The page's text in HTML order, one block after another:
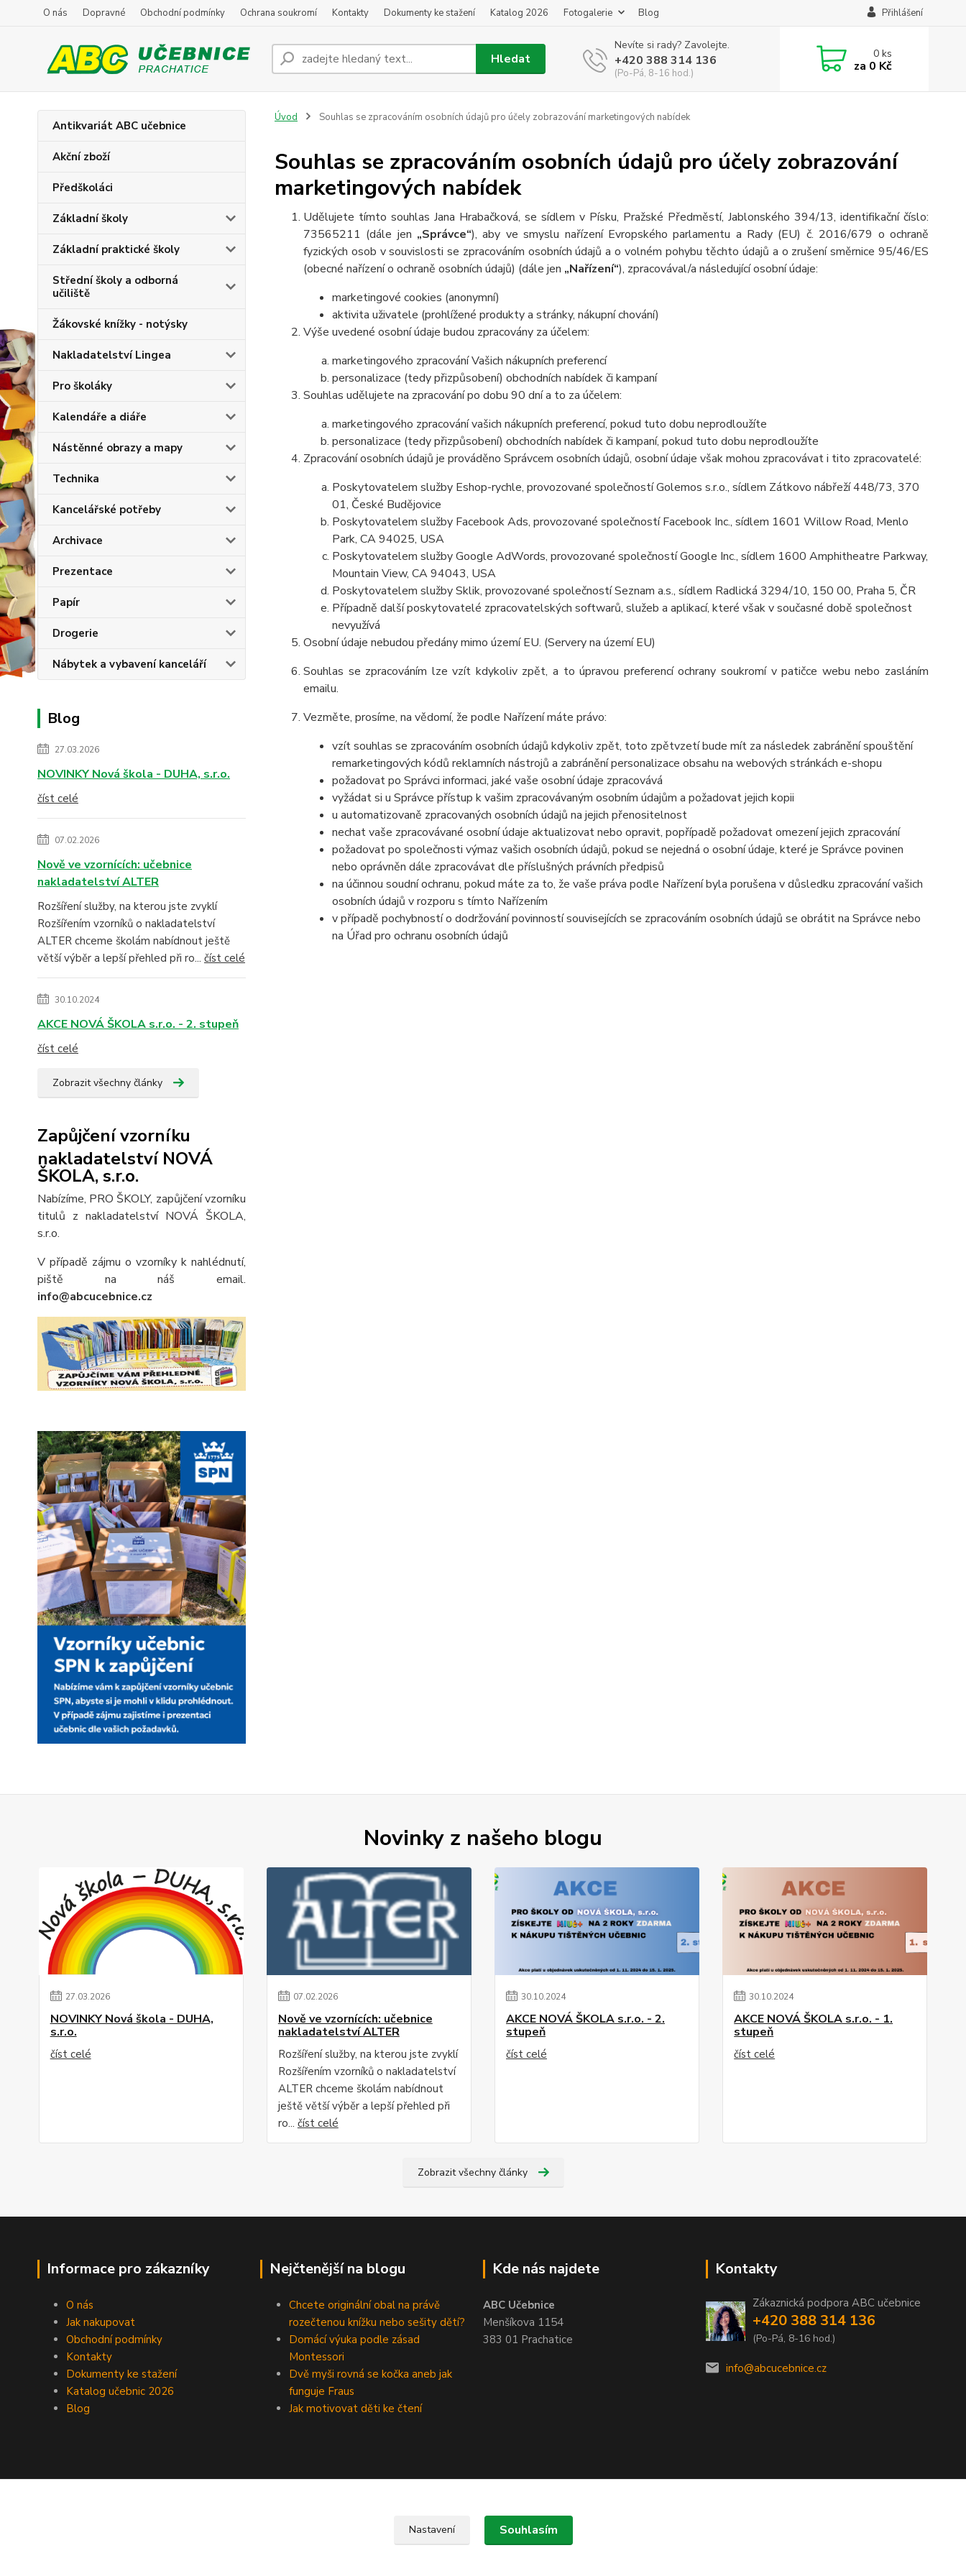
O nás Dopravné Obchodní podmínky Ochrana soukromí Kontakty Dokumenty ke stažení Katalog 2026 Fotogalerie Blog Přihlášení
Hledat
Nevíte si rady? Zavolejte.
+420 388 314 136
(Po-Pá, 8-16 hod.)
0ks
za 0 Kč
Antikvariát ABC učebnice
Akční zboží
Předškoláci
Základní školy
Základní praktické školy
Střední školy a odborná
učiliště
Žákovské knížky - notýsky
Nakladatelství Lingea
Pro školáky
Kalendáře a diáře
Nástěnné obrazy a mapy
Technika
Kancelářské potřeby
Archivace
Prezentace
Papír
Drogerie
Nábytek a vybavení kanceláří
Blog
27.03.2026
NOVINKY Nová škola - DUHA, s.r.o.
číst celé
07.02.2026
Nově ve vzornících: učebnice
nakladatelství ALTER
Rozšíření služby, na kterou jste zvyklí
Rozšířením vzorníků o nakladatelství
ALTER chceme školám nabídnout ještě
větší výběr a lepší přehled při ro... číst celé
30.10.2024
AKCE NOVÁ ŠKOLA s.r.o. - 2. stupeň
číst celé
Zobrazit všechny články
Zapůjčení vzorníku
nakladatelství NOVÁ
ŠKOLA, s.r.o.
Nabízíme, PRO ŠKOLY, zapůjčení vzorníku
titulů z nakladatelství NOVÁ ŠKOLA,
s.r.o.
V případě zájmu o vzorníky k nahlédnutí,
piště na náš email.
info@abcucebnice.cz
Úvod Souhlas se zpracováním osobních údajů pro účely zobrazování marketingových nabídek
Souhlas se zpracováním osobních údajů pro účely zobrazování
marketingových nabídek
Udělujete tímto souhlas Jana Hrabačková, se sídlem v Písku, Pražské Předměstí, Jablonského 394/13, identifikační číslo:
73565211 (dále jen „Správce“), aby ve smyslu nařízení Evropského parlamentu a Rady (EU) č. 2016/679 o ochraně
fyzických osob v souvislosti se zpracováním osobních údajů a o volném pohybu těchto údajů a o zrušení směrnice 95/46/ES
(obecné nařízení o ochraně osobních údajů) (dále jen „Nařízení“), zpracovával/a následující osobní údaje:
marketingové cookies (anonymní)
aktivita uživatele (prohlížené produkty a stránky, nákupní chování)
Výše uvedené osobní údaje budou zpracovány za účelem:
marketingového zpracování Vašich nákupních preferencí
personalizace (tedy přizpůsobení) obchodních nabídek či kampaní
Souhlas udělujete na zpracování po dobu 90 dní a to za účelem:
marketingového zpracování vašich nákupních preferencí, pokud tuto dobu neprodloužíte
personalizace (tedy přizpůsobení) obchodních nabídek či kampaní, pokud tuto dobu neprodloužíte
Zpracování osobních údajů je prováděno Správcem osobních údajů, osobní údaje však mohou zpracovávat i tito zpracovatelé:
Poskytovatelem služby Eshop-rychle, provozované společností Golemos s.r.o., sídlem Zátkovo nábřeží 448/73, 370
01, České Budějovice
Poskytovatelem služby Facebook Ads, provozované společností Facebook Inc., sídlem 1601 Willow Road, Menlo
Park, CA 94025, USA
Poskytovatelem služby Google AdWords, provozované společností Google Inc., sídlem 1600 Amphitheatre Parkway,
Mountain View, CA 94043, USA
Poskytovatelem služby Sklik, provozované společností Seznam a.s., sídlem Radlická 3294/10, 150 00, Praha 5, ČR
Případně další poskytovatelé zpracovatelských softwarů, služeb a aplikací, které však v současné době společnost
nevyužívá
Osobní údaje nebudou předány mimo území EU. (Servery na území EU)
Souhlas se zpracováním lze vzít kdykoliv zpět, a to úpravou preferencí ochrany soukromí v patičce webu nebo zasláním
emailu.
Vezměte, prosíme, na vědomí, že podle Nařízení máte právo:
vzít souhlas se zpracováním osobních údajů kdykoliv zpět, toto zpětvzetí bude mít za následek zabránění spouštění
remarketingových kódů reklamních nástrojů a zabránění personalizace obsahu na webových stránkách e-shopu
požadovat po Správci informaci, jaké vaše osobní údaje zpracovává
vyžádat si u Správce přístup k vašim zpracovávaným osobním údajům a požadovat jejich kopii
u automatizovaně zpracovaných osobních údajů na jejich přenositelnost
nechat vaše zpracovávané osobní údaje aktualizovat nebo opravit, popřípadě požadovat omezení jejich zpracování
požadovat po společnosti výmaz vašich osobních údajů, pokud se nejedná o osobní údaje, které je Správce povinen
nebo oprávněn dále zpracovávat dle příslušných právních předpisů
na účinnou soudní ochranu, pokud máte za to, že vaše práva podle Nařízení byla porušena v důsledku zpracování vašich
osobních údajů v rozporu s tímto Nařízením
v případě pochybností o dodržování povinností souvisejících se zpracováním osobních údajů se obrátit na Správce nebo
na Úřad pro ochranu osobních údajů
Novinky z našeho blogu
27.03.2026
NOVINKY Nová škola - DUHA,
s.r.o.
číst celé
07.02.2026
Nově ve vzornících: učebnice
nakladatelství ALTER
Rozšíření služby, na kterou jste zvyklí
Rozšířením vzorníků o nakladatelství
ALTER chceme školám nabídnout
ještě větší výběr a lepší přehled při
ro... číst celé
30.10.2024
AKCE NOVÁ ŠKOLA s.r.o. - 2.
stupeň
číst celé
30.10.2024
AKCE NOVÁ ŠKOLA s.r.o. - 1.
stupeň
číst celé
Zobrazit všechny články
Informace pro zákazníky
O nás
Jak nakupovat
Obchodní podmínky
Kontakty
Dokumenty ke stažení
Katalog učebnic 2026
Blog
Nejčtenější na blogu
Chcete originální obal na právě
rozečtenou knížku nebo sešity dětí?
Domácí výuka podle zásad
Montessori
Dvě myši rovná se kočka aneb jak
funguje Fraus
Jak motivovat děti ke čtení
Kde nás najdete
ABC Učebnice
Menšíkova 1154
383 01 Prachatice
Kontakty
Zákaznická podpora ABC učebnice
+420 388 314 136
(Po-Pá, 8-16 hod.)
info@abcucebnice.cz
Nastavení Souhlasím